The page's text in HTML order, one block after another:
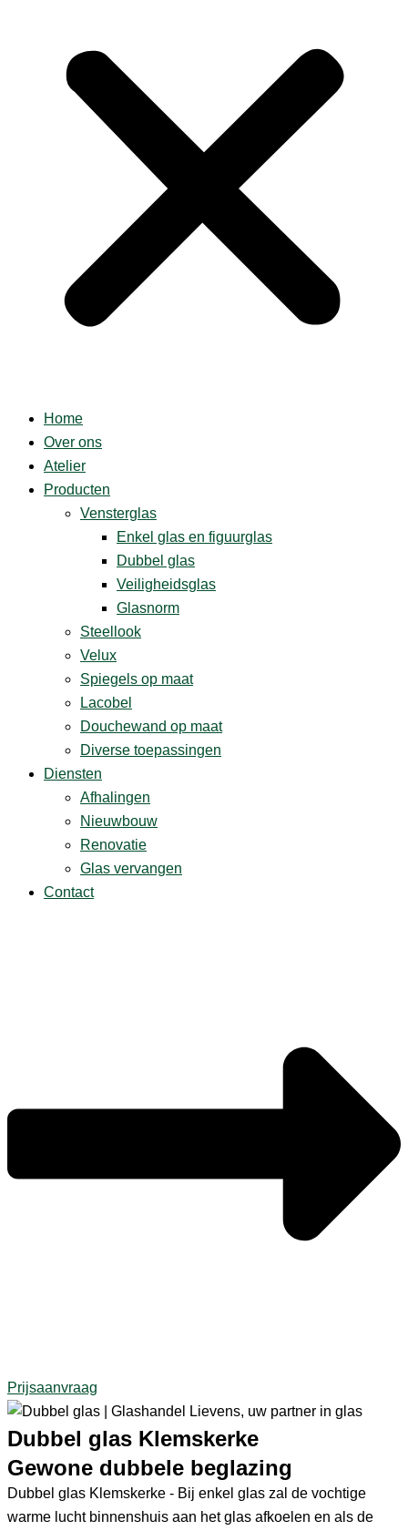
Home
Over ons
Atelier
Producten
Vensterglas
Enkel glas en figuurglas
Dubbel glas
Veiligheidsglas
Glasnorm
Steellook
Velux
Spiegels op maat
Lacobel
Douchewand op maat
Diverse ­toepassingen
Diensten
Afhalingen
Nieuwbouw
Renovatie
Glas vervangen
Contact
Prijsaanvraag
Dubbel glas Klemskerke
Gewone dubbele beglazing
Dubbel glas Klemskerke - Bij enkel glas zal de vochtige
warme lucht binnenshuis aan het glas afkoelen en als de